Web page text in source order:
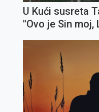
U Kući susreta
''Ovo je Sin